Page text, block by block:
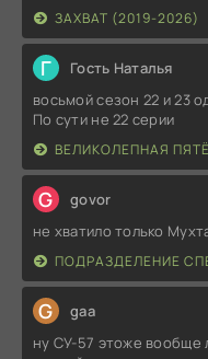
ЗАХВАТ (2019-2026)
Г Гость Наталья
восьмой сезон 22 и 23
По сути не 22 серии
ВЕЛИКОЛЕПНАЯ
G govor
не хватило только
ПОДРАЗДЕЛЕНИЕ
G gaa
ну СУ-57 этоже вообще